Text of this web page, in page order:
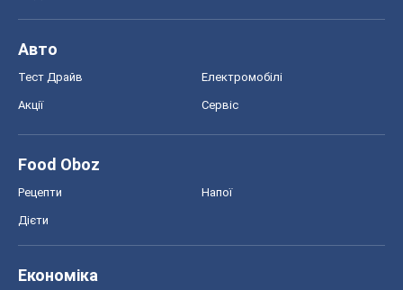
Авто
Тест Драйв Електромобілі
Акції Сервіс
Food Oboz
Рецепти Напої
Дієти
Економіка